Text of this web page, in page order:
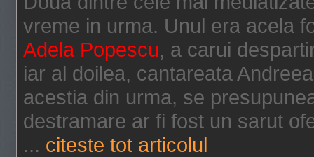
vreme in urma. Unul era acela
Adela Popescu, a carui
iar al doilea, cantareata
acestia din urma, se
destramare ar fi fost un sarut
... citeste tot articolul